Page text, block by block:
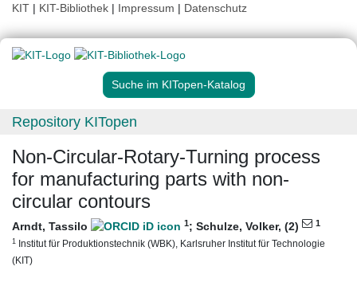
KIT | KIT-Bibliothek | Impressum | Datenschutz
Suche im KITopen-Katalog
Repository KITopen
Non-Circular-Rotary-Turning process
for manufacturing parts with non-
circular contours
Arndt, Tassilo 1; Schulze, Volker, (2) 1
1 Institut für Produktionstechnik (WBK), Karlsruher Institut für Technologie
(KIT)